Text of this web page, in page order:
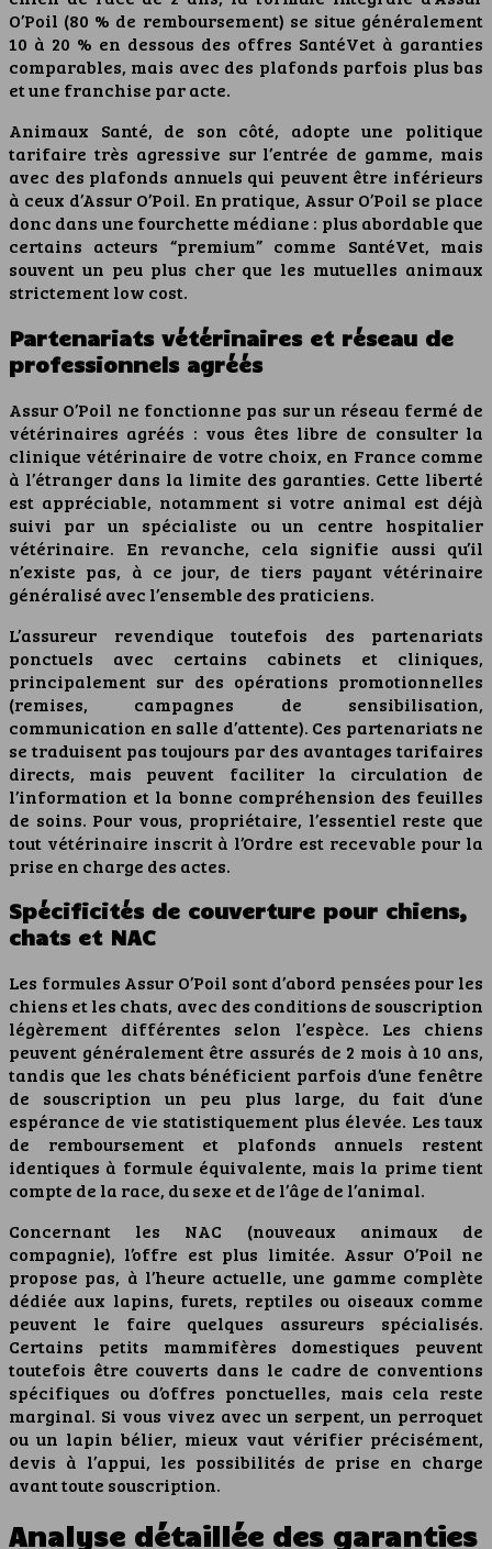
O’Poil (80 % de remboursement) se situe généralement
10 à 20 % en dessous des offres SantéVet à garanties
comparables, mais avec des plafonds parfois plus bas
et une franchise par acte.
Animaux Santé, de son côté, adopte une politique
tarifaire très agressive sur l’entrée de gamme, mais
avec des plafonds annuels qui peuvent être inférieurs
à ceux d’Assur O’Poil. En pratique, Assur O’Poil se place
donc dans une fourchette médiane : plus abordable que
certains acteurs “premium” comme SantéVet, mais
souvent un peu plus cher que les mutuelles animaux
strictement low cost.
Partenariats vétérinaires et réseau de
professionnels agréés
Assur O’Poil ne fonctionne pas sur un réseau fermé de
vétérinaires agréés : vous êtes libre de consulter la
clinique vétérinaire de votre choix, en France comme
à l’étranger dans la limite des garanties. Cette liberté
est appréciable, notamment si votre animal est déjà
suivi par un spécialiste ou un centre hospitalier
vétérinaire. En revanche, cela signifie aussi qu’il
n’existe pas, à ce jour, de tiers payant vétérinaire
généralisé avec l’ensemble des praticiens.
L’assureur revendique toutefois des partenariats
ponctuels avec certains cabinets et cliniques,
principalement sur des opérations promotionnelles
(remises, campagnes de sensibilisation,
communication en salle d’attente). Ces partenariats ne
se traduisent pas toujours par des avantages tarifaires
directs, mais peuvent faciliter la circulation de
l’information et la bonne compréhension des feuilles
de soins. Pour vous, propriétaire, l’essentiel reste que
tout vétérinaire inscrit à l’Ordre est recevable pour la
prise en charge des actes.
Spécificités de couverture pour chiens,
chats et NAC
Les formules Assur O’Poil sont d’abord pensées pour les
chiens et les chats, avec des conditions de souscription
légèrement différentes selon l’espèce. Les chiens
peuvent généralement être assurés de 2 mois à 10 ans,
tandis que les chats bénéficient parfois d’une fenêtre
de souscription un peu plus large, du fait d’une
espérance de vie statistiquement plus élevée. Les taux
de remboursement et plafonds annuels restent
identiques à formule équivalente, mais la prime tient
compte de la race, du sexe et de l’âge de l’animal.
Concernant les NAC (nouveaux animaux de
compagnie), l’offre est plus limitée. Assur O’Poil ne
propose pas, à l’heure actuelle, une gamme complète
dédiée aux lapins, furets, reptiles ou oiseaux comme
peuvent le faire quelques assureurs spécialisés.
Certains petits mammifères domestiques peuvent
toutefois être couverts dans le cadre de conventions
spécifiques ou d’offres ponctuelles, mais cela reste
marginal. Si vous vivez avec un serpent, un perroquet
ou un lapin bélier, mieux vaut vérifier précisément,
devis à l’appui, les possibilités de prise en charge
avant toute souscription.
Analyse détaillée des garanties